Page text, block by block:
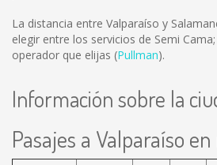
La distancia entre Valparaíso y
elegir entre los servicios de Semi
operador que elijas (Pullman).
Información sobre la
Pasajes a Valparaíso